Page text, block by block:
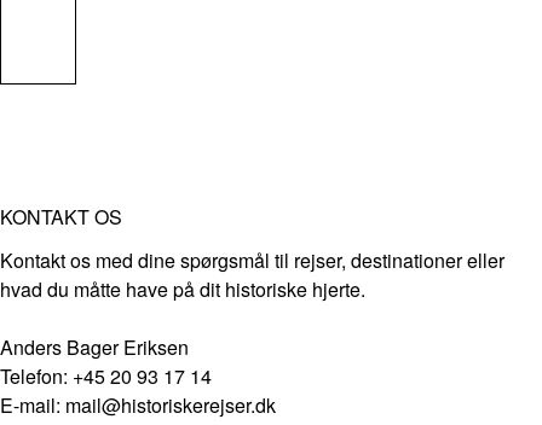
KONTAKT OS
Kontakt os med dine spørgsmål til rejser, destinationer eller
hvad du måtte have på dit historiske hjerte.
Anders Bager Eriksen
Telefon: +45 20 93 17 14
E-mail: mail@historiskerejser.dk